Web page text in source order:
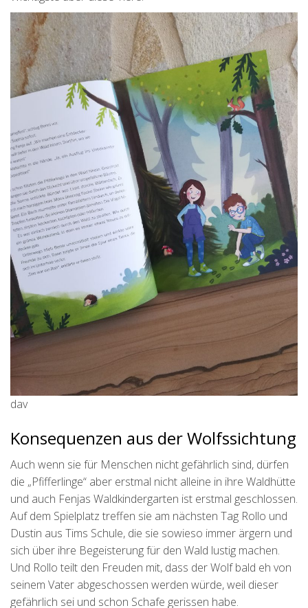
dav
Konsequenzen aus der Wolfssichtung
Auch wenn sie für Menschen nicht gefährlich sind, dürfen
die „Pfifferlinge“ aber erstmal nicht alleine in ihre Waldhütte
und auch Fenjas Waldkindergarten ist erstmal geschlossen.
Auf dem Spielplatz treffen sie am nächsten Tag Rollo und
Dustin aus Tims Schule, die sie sowieso immer ärgern und
sich über ihre Begeisterung für den Wald lustig machen.
Und Rollo teilt den Freuden mit, dass der Wolf bald eh von
seinem Vater abgeschossen werden würde, weil dieser
gefährlich sei und schon Schafe gerissen habe.